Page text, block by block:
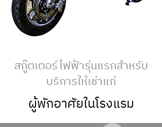
สกู๊ตเตอร์ไฟฟ้ารุ่นแรกสำหรับ
บริการให้เช่าแก่
ผู้พักอาศัยในโรงแรม